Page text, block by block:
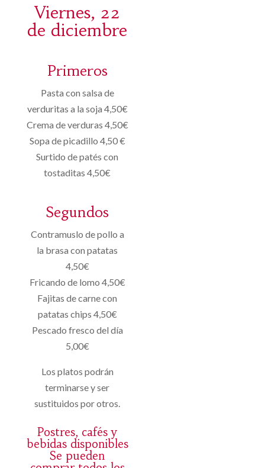
Viernes, 22
de diciembre
Primeros
Pasta con salsa de
verduritas a la soja 4,50€
Crema de verduras 4,50€
Sopa de picadillo 4,50 €
Surtido de patés con
tostaditas 4,50€
Segundos
Contramuslo de pollo a
la brasa con patatas
4,50€
Fricando de lomo 4,50€
Fajitas de carne con
patatas chips 4,50€
Pescado fresco del día
5,00€
Los platos podrán
terminarse y ser
sustituidos por otros.
Postres, cafés y
bebidas disponibles
Se pueden